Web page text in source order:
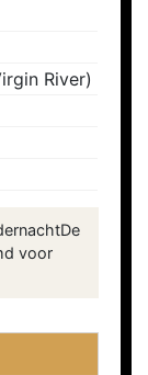
River)
voor